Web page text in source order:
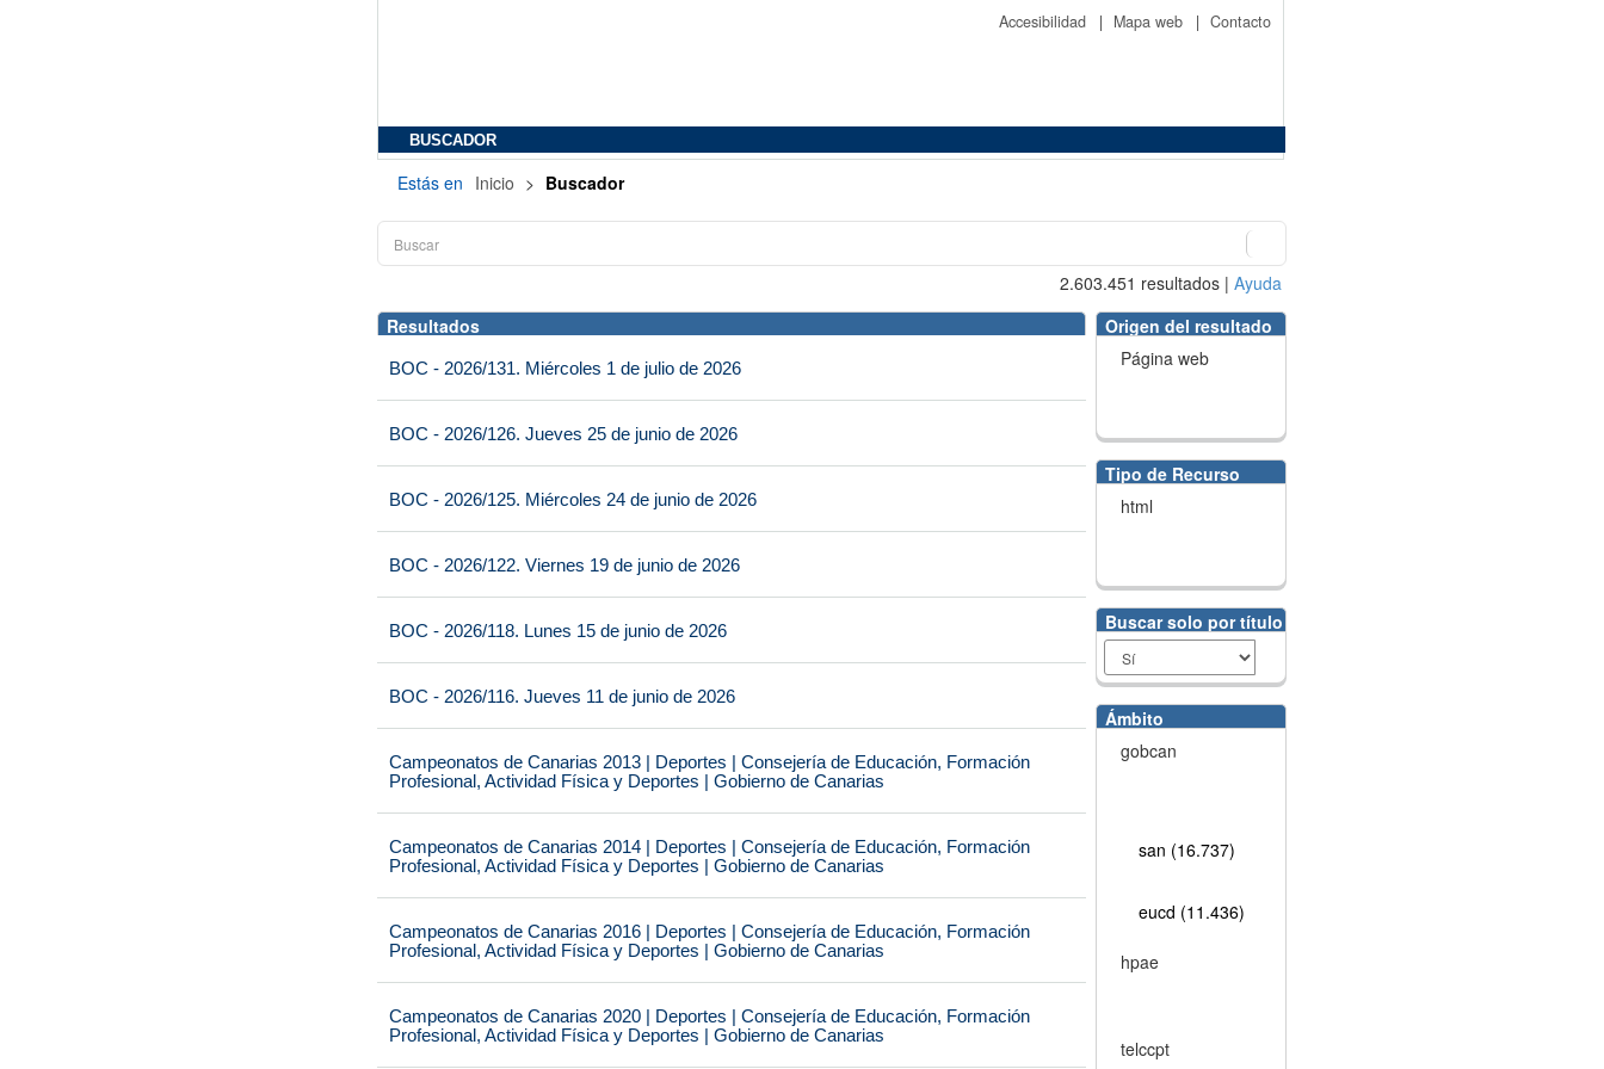
Accesibilidad | Mapa web | Contacto
BUSCADOR
Estás en Inicio > Buscador
2.603.451 resultados | Ayuda
Resultados
BOC - 2026/131. Miércoles 1 de julio de 2026
BOC - 2026/126. Jueves 25 de junio de 2026
BOC - 2026/125. Miércoles 24 de junio de 2026
BOC - 2026/122. Viernes 19 de junio de 2026
BOC - 2026/118. Lunes 15 de junio de 2026
BOC - 2026/116. Jueves 11 de junio de 2026
Campeonatos de Canarias 2013 | Deportes | Consejería de Educación, Formación
Profesional, Actividad Física y Deportes | Gobierno de Canarias
Campeonatos de Canarias 2014 | Deportes | Consejería de Educación, Formación
Profesional, Actividad Física y Deportes | Gobierno de Canarias
Campeonatos de Canarias 2016 | Deportes | Consejería de Educación, Formación
Profesional, Actividad Física y Deportes | Gobierno de Canarias
Campeonatos de Canarias 2020 | Deportes | Consejería de Educación, Formación
Profesional, Actividad Física y Deportes | Gobierno de Canarias
Origen del resultado
Página web
Tipo de Recurso
html
Buscar solo por título
Ámbito
gobcan
san (16.737)
eucd (11.436)
hpae
telccpt